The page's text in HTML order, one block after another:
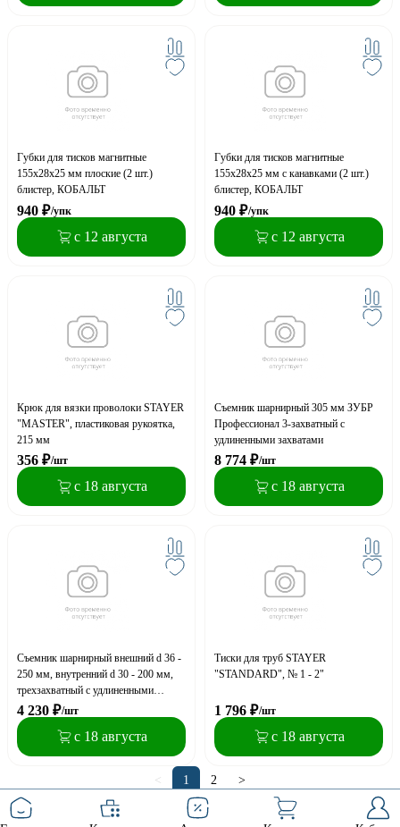
Губки для тисков магнитные
155х28х25 мм плоские (2 шт.)
блистер, КОБАЛЬТ
940 ₽/упк
с 12 августа
Губки для тисков магнитные
155х28х25 мм с канавками (2 шт.)
блистер, КОБАЛЬТ
940 ₽/упк
с 12 августа
Крюк для вязки проволоки STAYER
"MASTER", пластиковая рукоятка,
215 мм
356 ₽/шт
с 18 августа
Съемник шарнирный 305 мм ЗУБР
Профессионал 3-захватный с
удлиненными захватами
8 774 ₽/шт
с 18 августа
Съемник шарнирный внешний d 36 -
250 мм, внутренний d 30 - 200 мм,
трехзахватный с удлиненными
захватами, ЗУБР Профессионал
4 230 ₽/шт
с 18 августа
Тиски для труб STAYER
"STANDARD", № 1 - 2"
1 796 ₽/шт
с 18 августа
< 1 2 >